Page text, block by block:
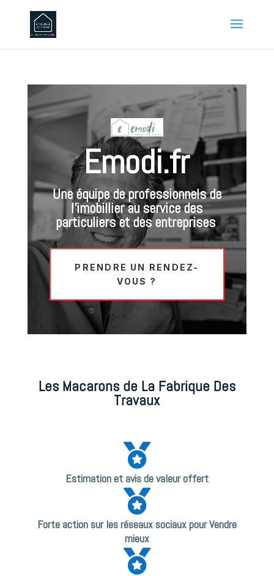
Emodi.fr
Une équipe de professionnels de
l’imobillier au service des
particuliers et des entreprises
PRENDRE UN RENDEZ-
VOUS ?
Les Macarons de La Fabrique Des
Travaux

Estimation et avis de valeur offert

Forte action sur les réseaux sociaux pour Vendre
mieux
